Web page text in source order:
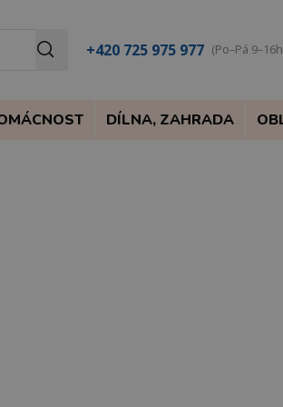
+420 725 975 977 (Po–Pá
DÍLNA, ZAHRADA